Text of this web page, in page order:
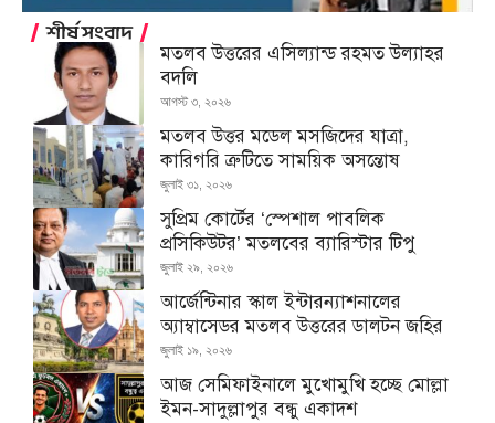
শীর্ষ সংবাদ
মতলব উত্তরের এসিল্যান্ড রহমত উল্যাহর
বদলি
আগস্ট ৩, ২০২৬
মতলব উত্তর মডেল মসজিদের যাত্রা,
কারিগরি ত্রুটিতে সাময়িক অসন্তোষ
জুলাই ৩১, ২০২৬
সুপ্রিম কোর্টের ‘স্পেশাল পাবলিক
প্রসিকিউটর’ মতলবের ব্যারিস্টার টিপু
জুলাই ২৯, ২০২৬
আর্জেন্টিনার স্কাল ইন্টারন্যাশনালের
অ্যাম্বাসেডর মতলব উত্তরের ডালটন জহির
জুলাই ১৯, ২০২৬
আজ সেমিফাইনালে মুখোমুখি হচ্ছে মোল্লা
ইমন-সাদুল্লাপুর বন্ধু একাদশ